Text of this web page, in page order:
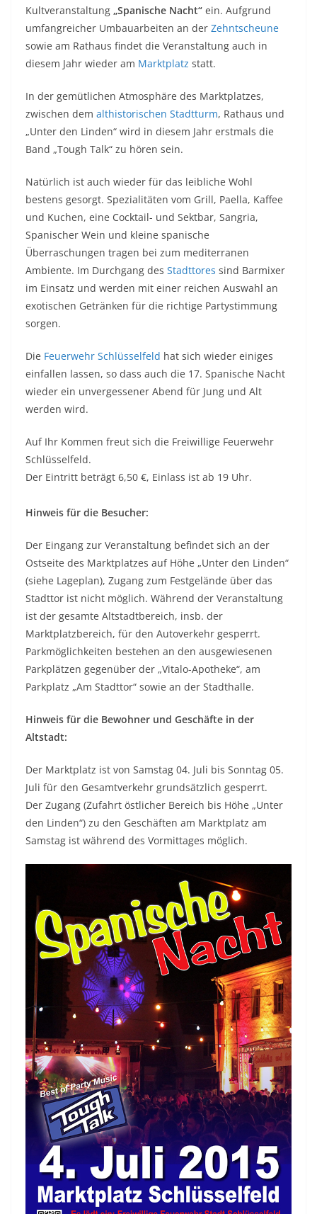
Kultveranstaltung „Spanische Nacht“ ein. Aufgrund
umfangreicher Umbauarbeiten an der Zehntscheune
sowie am Rathaus findet die Veranstaltung auch in
diesem Jahr wieder am Marktplatz statt.
In der gemütlichen Atmosphäre des Marktplatzes,
zwischen dem althistorischen Stadtturm, Rathaus und
„Unter den Linden“ wird in diesem Jahr erstmals die
Band „Tough Talk“ zu hören sein.
Natürlich ist auch wieder für das leibliche Wohl
bestens gesorgt. Spezialitäten vom Grill, Paella, Kaffee
und Kuchen, eine Cocktail- und Sektbar, Sangria,
Spanischer Wein und kleine spanische
Überraschungen tragen bei zum mediterranen
Ambiente. Im Durchgang des Stadttores sind Barmixer
im Einsatz und werden mit einer reichen Auswahl an
exotischen Getränken für die richtige Partystimmung
sorgen.
Die Feuerwehr Schlüsselfeld hat sich wieder einiges
einfallen lassen, so dass auch die 17. Spanische Nacht
wieder ein unvergessener Abend für Jung und Alt
werden wird.
Auf Ihr Kommen freut sich die Freiwillige Feuerwehr
Schlüsselfeld.
Der Eintritt beträgt 6,50 €, Einlass ist ab 19 Uhr.
Hinweis für die Besucher:
Der Eingang zur Veranstaltung befindet sich an der
Ostseite des Marktplatzes auf Höhe „Unter den Linden“
(siehe Lageplan), Zugang zum Festgelände über das
Stadttor ist nicht möglich. Während der Veranstaltung
ist der gesamte Altstadtbereich, insb. der
Marktplatzbereich, für den Autoverkehr gesperrt.
Parkmöglichkeiten bestehen an den ausgewiesenen
Parkplätzen gegenüber der „Vitalo-Apotheke“, am
Parkplatz „Am Stadttor“ sowie an der Stadthalle.
Hinweis für die Bewohner und Geschäfte in der
Altstadt:
Der Marktplatz ist von Samstag 04. Juli bis Sonntag 05.
Juli für den Gesamtverkehr grundsätzlich gesperrt.
Der Zugang (Zufahrt östlicher Bereich bis Höhe „Unter
den Linden“) zu den Geschäften am Marktplatz am
Samstag ist während des Vormittages möglich.